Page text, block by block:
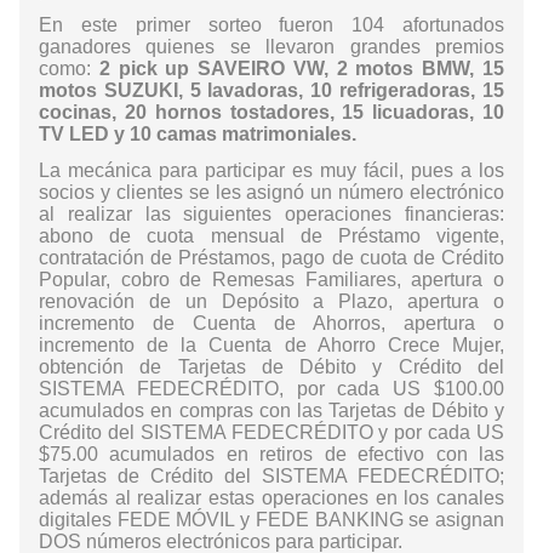
En este primer sorteo fueron 104 afortunados
ganadores quienes se llevaron grandes premios
como: 2 pick up SAVEIRO VW, 2 motos BMW, 15
motos SUZUKI, 5 lavadoras, 10 refrigeradoras, 15
cocinas, 20 hornos tostadores, 15 licuadoras, 10
TV LED y 10 camas matrimoniales.
La mecánica para participar es muy fácil, pues a los
socios y clientes se les asignó un número electrónico
al realizar las siguientes operaciones financieras:
abono de cuota mensual de Préstamo vigente,
contratación de Préstamos, pago de cuota de Crédito
Popular, cobro de Remesas Familiares, apertura o
renovación de un Depósito a Plazo, apertura o
incremento de Cuenta de Ahorros, apertura o
incremento de la Cuenta de Ahorro Crece Mujer,
obtención de Tarjetas de Débito y Crédito del
SISTEMA FEDECRÉDITO, por cada US $100.00
acumulados en compras con las Tarjetas de Débito y
Crédito del SISTEMA FEDECRÉDITO y por cada US
$75.00 acumulados en retiros de efectivo con las
Tarjetas de Crédito del SISTEMA FEDECRÉDITO;
además al realizar estas operaciones en los canales
digitales FEDE MÓVIL y FEDE BANKING se asignan
DOS números electrónicos para participar.